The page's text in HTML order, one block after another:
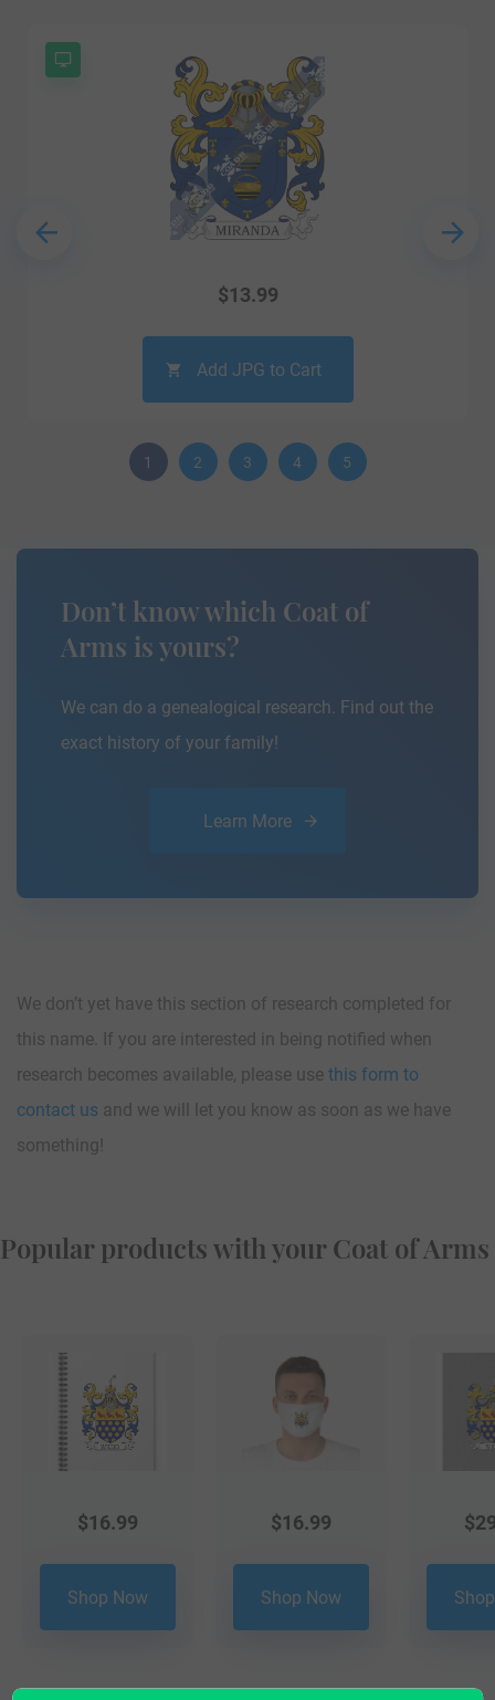
$13.99
Add JPG to Cart
1 2 3 4 5
Don’t know which Coat of
Arms is yours?
We can do a genealogical research. Find out the
exact history of your family!
Learn More
We don’t yet have this section of research completed for
this name. If you are interested in being notified when
research becomes available, please use this form to
contact us and we will let you know as soon as we have
something!
Popular products with your Coat of Arms
$16.99
Shop Now
$16.99
Shop Now
$